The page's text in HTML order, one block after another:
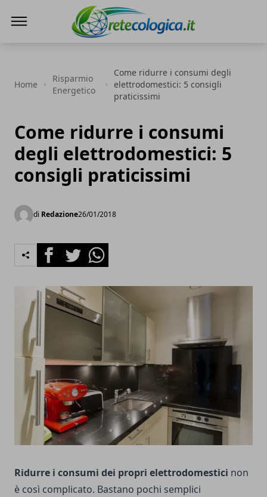
Home
Risparmio
Energetico
Come ridurre i consumi degli
elettrodomestici: 5 consigli
praticissimi
Come ridurre i consumi
degli elettrodomestici: 5
consigli praticissimi
di Redazione26/01/2018
FacebookTwitterWhatsapp
Ridurre i consumi dei propri elettrodomestici non
è così complicato. Bastano pochi semplici